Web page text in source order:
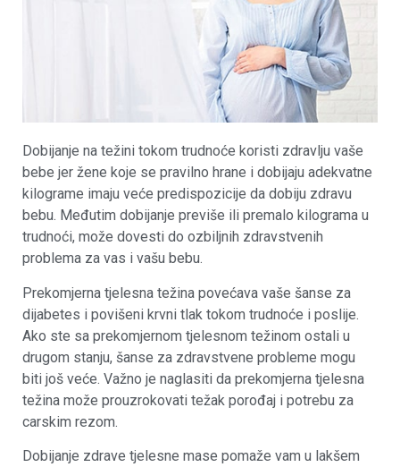
Dobijanje na težini tokom trudnoće koristi zdravlju vaše
bebe jer žene koje se pravilno hrane i dobijaju adekvatne
kilograme imaju veće predispozicije da dobiju zdravu
bebu. Međutim dobijanje previše ili premalo kilograma u
trudnoći, može dovesti do ozbiljnih zdravstvenih
problema za vas i vašu bebu.
Prekomjerna tjelesna težina povećava vaše šanse za
dijabetes i povišeni krvni tlak tokom trudnoće i poslije.
Ako ste sa prekomjernom tjelesnom težinom ostali u
drugom stanju, šanse za zdravstvene probleme mogu
biti još veće. Važno je naglasiti da prekomjerna tjelesna
težina može prouzrokovati težak porođaj i potrebu za
carskim rezom.
Dobijanje zdrave tjelesne mase pomaže vam u lakšem